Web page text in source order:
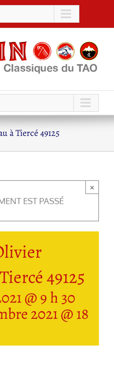
à Tiercé 49125
EST PASSÉ
×
49125
@ 9 h 30
2021 @ 18